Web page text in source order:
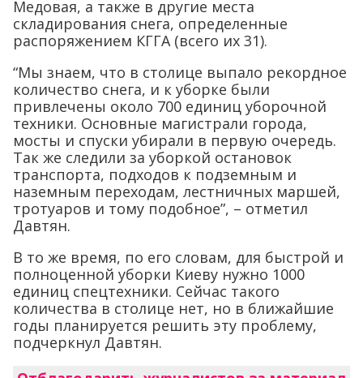
Медовая, а также в другие места
складирования снега, определенные
распоряжением КГГА (всего их 31).
“Мы знаем, что в столице выпало рекордное
количество снега, и к уборке были
привлечены около 700 единиц уборочной
техники. Основные магистрали города,
мосты и спуски убирали в первую очередь.
Так же следили за уборкой остановок
транспорта, подходов к подземным и
наземным переходам, лестничных маршей,
тротуаров и тому подобное”, – отметил
Давтян.
В то же время, по его словам, для быстрой и
полноценной уборки Киеву нужно 1000
единиц спецтехники. Сейчас такого
количества в столице нет, но в ближайшие
годы планируется решить эту проблему,
подчеркнул Давтян.